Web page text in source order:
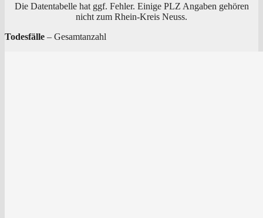
Die Daten­ta­bel­le hat ggf. Feh­ler. Eini­ge PLZ Anga­ben gehö­ren
nicht zum Rhein-Kreis Neuss.
Todes­fäl­le – Gesamtanzahl